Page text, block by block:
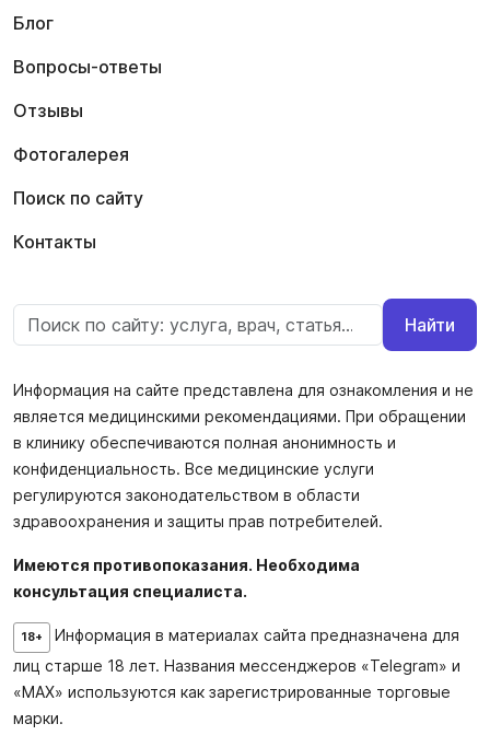
Блог
Вопросы-ответы
Отзывы
Фотогалерея
Поиск по сайту
Контакты
Найти
Информация на сайте представлена для ознакомления и не
является медицинскими рекомендациями. При обращении
в клинику обеспечиваются полная анонимность и
конфиденциальность. Все медицинские услуги
регулируются законодательством в области
здравоохранения и защиты прав потребителей.
Имеются противопоказания. Необходима
консультация специалиста.
18+
Информация в материалах сайта предназначена для
лиц старше 18 лет. Названия мессенджеров «Telegram» и
«MAX» используются как зарегистрированные торговые
марки.